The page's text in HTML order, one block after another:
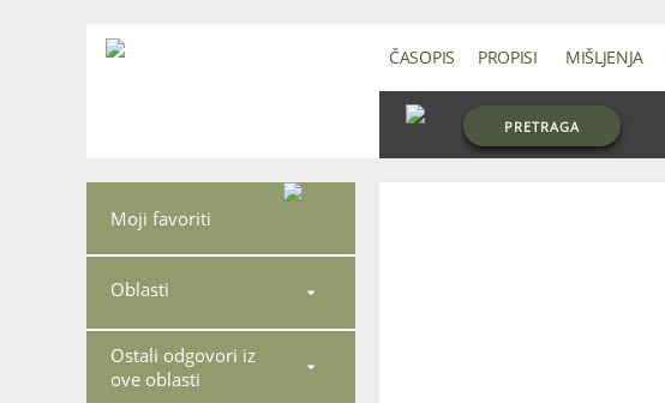
PRETRAGA
ČASOPIS PROPISI MIŠLJENJA
Moji favoriti
Oblasti 
Ostali odgovori iz
ove oblasti
